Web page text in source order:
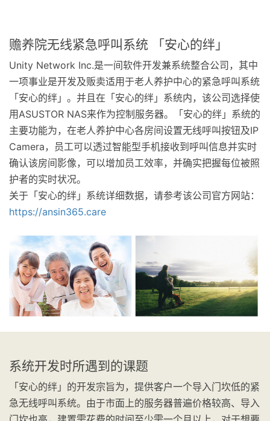
赡养院无线紧急呼叫系统 「安心的绊」
Unity Network Inc.是一间软件开发兼系统整合公司，其中
一项事业是开发及贩卖适用于老人养护中心的紧急呼叫系统
「安心的绊」。并且在「安心的绊」系统内，该公司选择使
用ASUSTOR NAS来作为控制服务器。「安心的绊」系统的
主要功能为，在老人养护中心各房间设置无线呼叫按钮及IP
Camera，员工可以透过智能型手机接收到呼叫信息并实时
确认该房间影像，可以增加员工效率，并确实把握每位被照
护者的实时状况。
关于「安心的绊」系统详细数据，请参考该公司官方网站：
https://ansin365.care
系统开发时所遇到的课题
「安心的绊」的开发宗旨为，提供客户一个导入门坎低的紧
急无线呼叫系统。由于市面上的服务器普遍价格较高、导入